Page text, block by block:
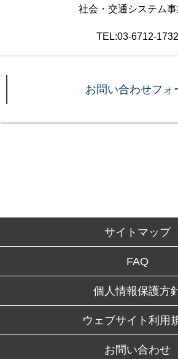
社会・交通システム
TEL:03-6712-1732
お問い合わせフォ
サイトマップ
FAQ
個人情報保護方
ウェブサイト利用
お問い合わせ